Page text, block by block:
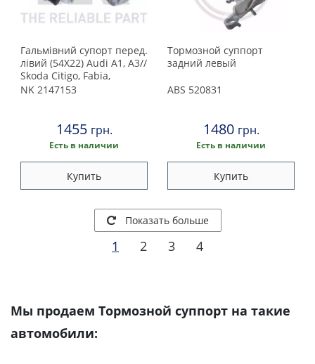
Гальмівний супорт перед.
лівий (54X22) Audi A1, A3//
Skoda Citigo, Fabia,
Octavia// VW Golf IV, V, VI,
NK 2147153
1455 грн.
Есть в наличии
Купить
Тормозной суппорт
задний левый
ABS 520831
1480 грн.
Есть в наличии
Купить
Показать больше
1 2 3 4
Мы продаем Тормозной суппорт на такие
автомобили: